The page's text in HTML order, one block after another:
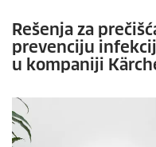
Rešenja za
prevenciju
u kompaniji